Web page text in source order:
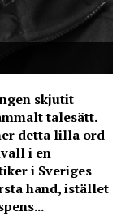
skjutit
talesätt.
detta lilla ord
i en
i Sveriges
hand, istället